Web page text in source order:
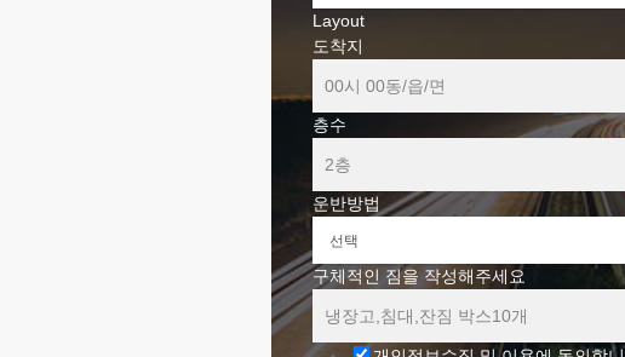
Layout
도착지
층수
운반방법
구체적인 짐을 작성해주세요